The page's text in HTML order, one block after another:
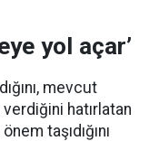
yol açar’
mevcut
hatırlatan
taşıdığını